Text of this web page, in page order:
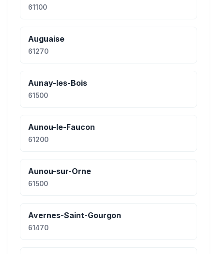
61100
Auguaise
61270
Aunay-les-Bois
61500
Aunou-le-Faucon
61200
Aunou-sur-Orne
61500
Avernes-Saint-Gourgon
61470